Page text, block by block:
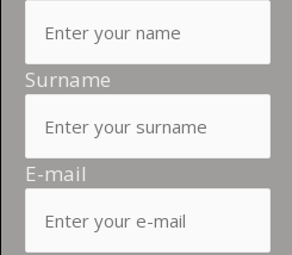
Surname
E-mail